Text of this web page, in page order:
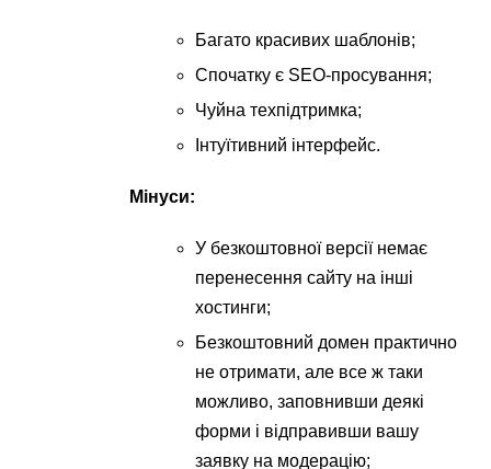
Багато красивих шаблонів;
Спочатку є SEO-просування;
Чуйна техпідтримка;
Інтуїтивний інтерфейс.
Мінуси:
У безкоштовної версії немає
перенесення сайту на інші
хостинги;
Безкоштовний домен практично
не отримати, але все ж таки
можливо, заповнивши деякі
форми і відправивши вашу
заявку на модерацію;